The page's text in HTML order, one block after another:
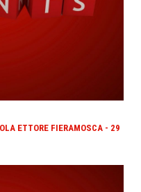
ETTORE FIERAMOSCA - 29